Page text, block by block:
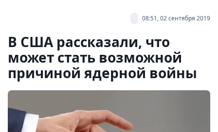
08:51, 02 сентября 2019
В США рассказали, что
может стать возможной
причиной ядерной войны